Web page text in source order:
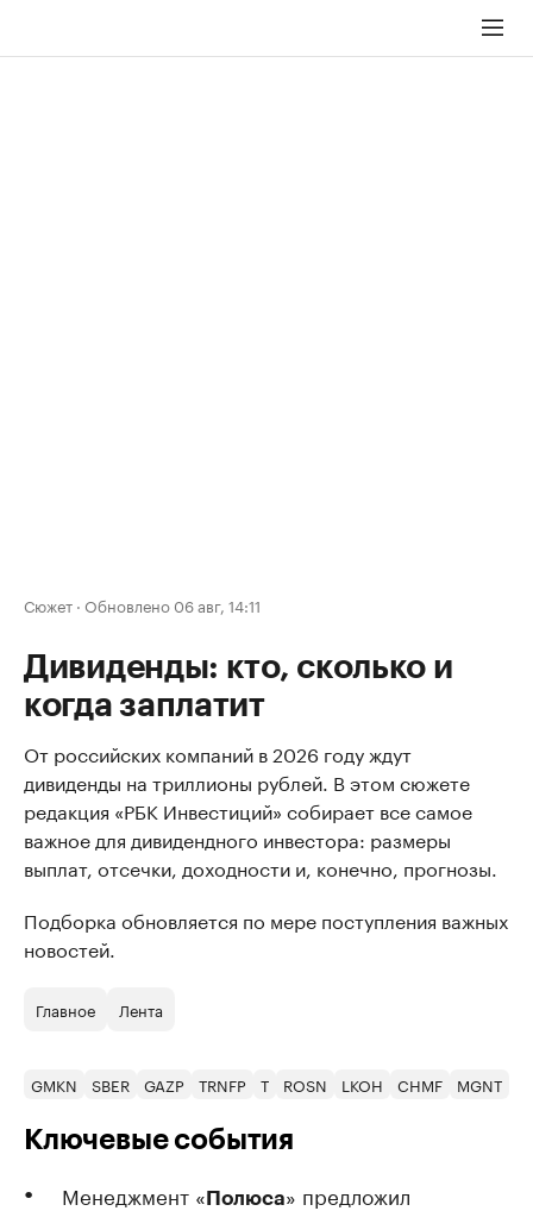
Сюжет · Обновлено 06 авг, 14:11
Дивиденды: кто, сколько и
когда заплатит
От российских компаний в 2026 году ждут
дивиденды на триллионы рублей. В этом сюжете
редакция «РБК Инвестиций» собирает все самое
важное для дивидендного инвестора: размеры
выплат, отсечки, доходности и, конечно, прогнозы.
Подборка обновляется по мере поступления важных
новостей.
Главное Лента
GMKN SBER GAZP TRNFP T ROSN LKOH CHMF MGNT
Ключевые события
Менеджмент « Полюса» предложил